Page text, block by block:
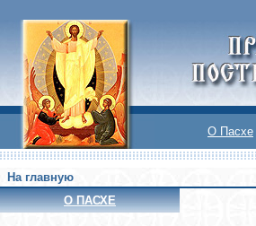
О Пасхе
На главную
О ПАСХЕ